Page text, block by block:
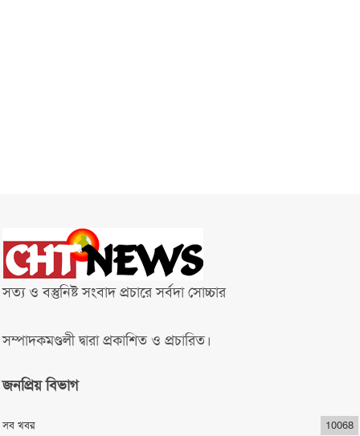
সত্য ও বস্তুনিষ্ট সংবাদ প্রচারে সর্বদা সোচ্চার
সম্পাদকমণ্ডলী দ্বারা প্রকাশিত ও প্রচারিত।
জনপ্রিয় বিভাগ
সব খবর 10068